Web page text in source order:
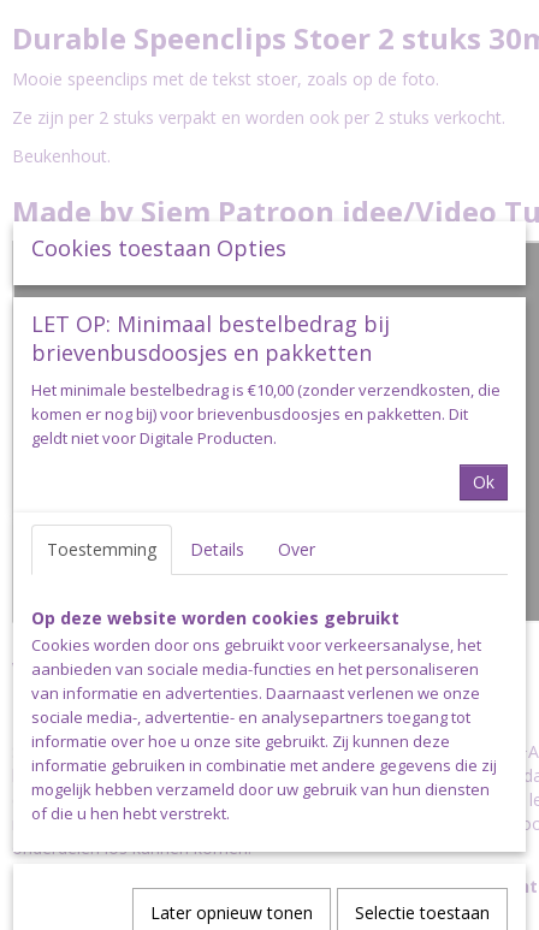
Durable Speenclips Stoer 2 stuks
Mooie speenclips met de tekst stoer, zoals op de foto.
Ze zijn per 2 stuks verpakt en worden ook per 2 stuks verkocht.
Beukenhout.
Made by Siem Patroon idee/Video
Veiligheid
Denk altijd aan de veiligheid van de baby!!!
Speenkoorden moeten voldoen aan de Europese NEN-EN
betekent dat speenkoorden bijvoorbeeld nooit langer mogen zijn
exclusief speenclip, maar inclusief lus. Inclusief clip is de maximale
mag geen BPA in het koord of de kralen verwerkt zijn en zorg
onderdelen los kunnen komen.
Een speenkoord mag alleen gebruikt worden onder
speenkoord NOOIT mee naar bed.
Cookies toestaan Opties
LET OP: Minimaal bestelbedrag bij
brievenbusdoosjes en pakketten
Het minimale bestelbedrag is €10,00 (zonder verzendkosten, die
komen er nog bij) voor brievenbusdoosjes en pakketten. Dit
geldt niet voor Digitale Producten.
Ok
Toestemming Details Over
Op deze website worden cookies gebruikt
Cookies worden door ons gebruikt voor verkeersanalyse, het
aanbieden van sociale media-functies en het personaliseren
van informatie en advertenties. Daarnaast verlenen we onze
sociale media-, advertentie- en analysepartners toegang tot
informatie over hoe u onze site gebruikt. Zij kunnen deze
informatie gebruiken in combinatie met andere gegevens die zij
mogelijk hebben verzameld door uw gebruik van hun diensten
of die u hen hebt verstrekt.
Later opnieuw tonen Selectie toestaan